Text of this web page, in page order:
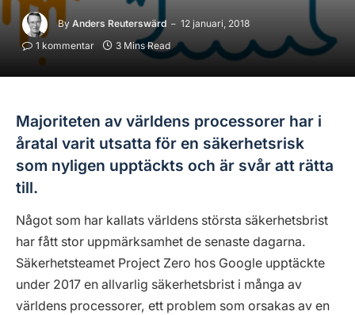
By Anders Reuterswärd
12 januari, 2018
1 kommentar
3 Mins Read
Majoriteten av världens processorer har i
åratal varit utsatta för en säkerhetsrisk
som nyligen upptäckts och är svår att rätta
till.
Något som har kallats världens största säkerhetsbrist
har fått stor uppmärksamhet de senaste dagarna.
Säkerhetsteamet Project Zero hos Google upptäckte
under 2017 en allvarlig säkerhetsbrist i många av
världens processorer, ett problem som orsakas av en